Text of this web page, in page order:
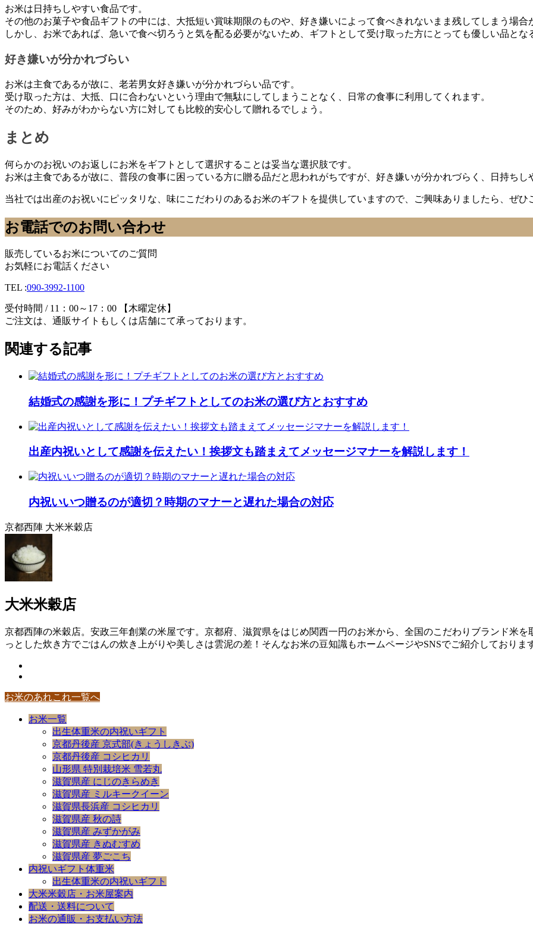
お米は日持ちしやすい食品です。
その他のお菓子や食品ギフトの中には、大抵短い賞味期限のものや、好き嫌いによって食べきれないまま残してしまう場合
しかし、お米であれば、急いで食べ切ろうと気を配る必要がないため、ギフトとして受け取った方にとっても優しい品とな
好き嫌いが分かれづらい
お米は主食であるが故に、老若男女好き嫌いが分かれづらい品です。
受け取った方は、大抵、口に合わないという理由で無駄にしてしまうことなく、日常の食事に利用してくれます。
そのため、好みがわからない方に対しても比較的安心して贈れるでしょう。
まとめ
何らかのお祝いのお返しにお米をギフトとして選択することは妥当な選択肢です。
お米は主食であるが故に、普段の食事に困っている方に贈る品だと思われがちですが、好き嫌いが分かれづらく、日持ち
当社では出産のお祝いにピッタリな、味にこだわりのあるお米のギフトを提供していますので、ご興味ありましたら、ぜひ
お電話でのお問い合わせ
販売しているお米についてのご質問
お気軽にお電話ください
TEL :090-3992-1100
受付時間 / 11：00～17：00 【木曜定休】
ご注文は、通販サイトもしくは店舗にて承っております。
関連する記事
結婚式の感謝を形に！プチギフトとしてのお米の選び方とおすすめ
出産内祝いとして感謝を伝えたい！挨拶文も踏まえてメッセージマナーを解説します！
内祝いいつ贈るのが適切？時期のマナーと遅れた場合の対応
京都西陣 大米米穀店
大米米穀店
京都西陣の米穀店。安政三年創業の米屋です。京都府、滋賀県をはじめ関西一円のお米から、全国のこだわりブランド米
っとした炊き方でごはんの炊き上がりや美しさは雲泥の差！そんなお米の豆知識もホームページやSNSでご紹介しておりま
お米のあれこれ一覧へ
お米一覧
出生体重米の内祝いギフト
京都丹後産 京式部(きょうしきぶ)
京都丹後産 コシヒカリ
山形県 特別栽培米 雪若丸
滋賀県産 にじのきらめき
滋賀県産 ミルキークイーン
滋賀県長浜産 コシヒカリ
滋賀県産 秋の詩
滋賀県産 みずかがみ
滋賀県産 きぬむすめ
滋賀県産 夢ごこち
内祝いギフト体重米
出生体重米の内祝いギフト
大米米穀店・お米屋案内
配送・送料について
お米の通販・お支払い方法